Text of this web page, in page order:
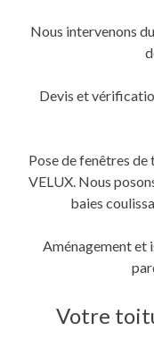
Nous intervenons
Devis et
Pose de fenêtres
VELUX. Nous
baies
Aménagement et
Votre